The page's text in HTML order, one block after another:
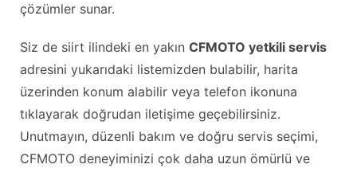
çözümler sunar.
Siz de siirt ilindeki en yakın CFMOTO yetkili servis
adresini yukarıdaki listemizden bulabilir, harita
üzerinden konum alabilir veya telefon ikonuna
tıklayarak doğrudan iletişime geçebilirsiniz.
Unutmayın, düzenli bakım ve doğru servis seçimi,
CFMOTO deneyiminizi çok daha uzun ömürlü ve